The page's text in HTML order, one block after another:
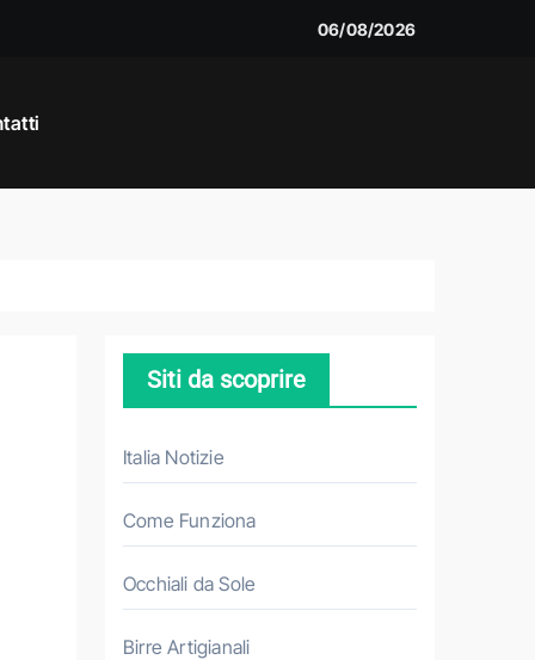
06/08/2026
Siti da scoprire
Italia Notizie
Come Funziona
Occhiali da Sole
Birre Artigianali